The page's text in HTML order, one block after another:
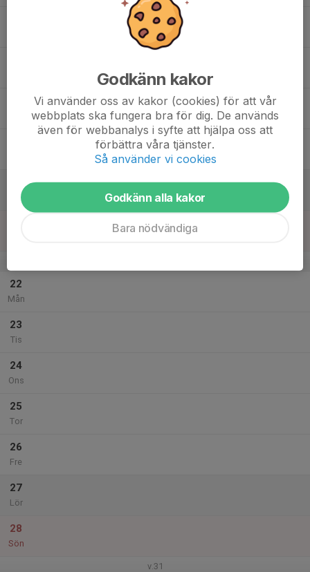
Lör
22
Mån
23
Tis
24
Ons
25
Tor
26
Fre
27
Lör
28
Sön
v.31
Godkänn kakor
Vi använder oss av kakor (cookies) för att vår
webbplats ska fungera bra för dig. De används
även för webbanalys i syfte att hjälpa oss att
förbättra våra tjänster.
Så använder vi cookies
Godkänn alla kakor
Bara nödvändiga